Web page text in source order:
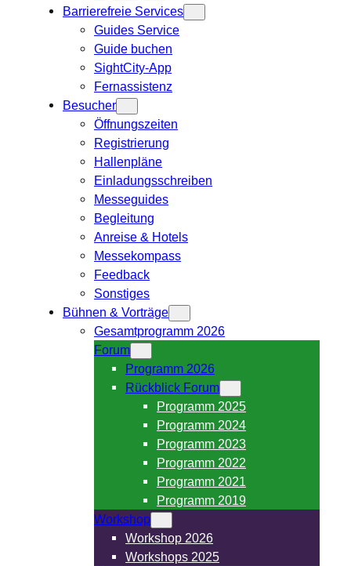
Barrierefreie Services
Guides Service
Guide buchen
SightCity-App
Fernassistenz
Besucher
Öffnungszeiten
Registrierung
Hallenpläne
Einladungsschreiben
Messeguides
Begleitung
Anreise & Hotels
Messekompass
Feedback
Sonstiges
Bühnen & Vorträge
Gesamtprogramm 2026
Forum
Programm 2026
Rückblick Forum
Programm 2025
Programm 2024
Programm 2023
Programm 2022
Programm 2021
Programm 2019
Workshop
Workshop 2026
Workshops 2025